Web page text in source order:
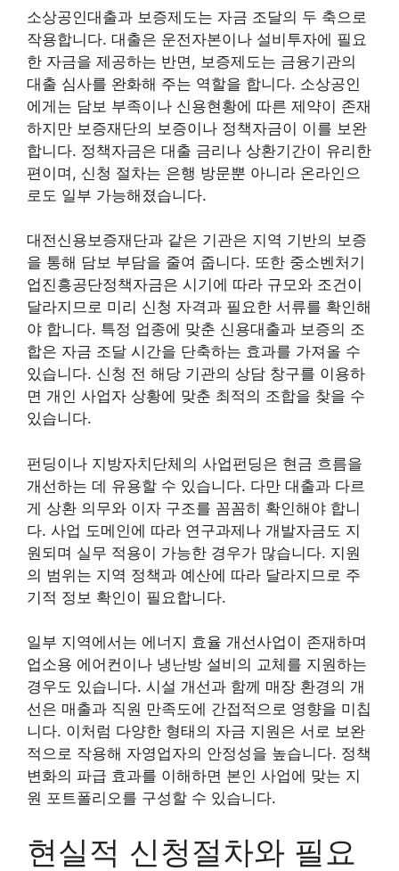
소상공인대출과 보증제도는 자금 조달의 두 축으로
작용합니다. 대출은 운전자본이나 설비투자에 필요
한 자금을 제공하는 반면, 보증제도는 금융기관의
대출 심사를 완화해 주는 역할을 합니다. 소상공인
에게는 담보 부족이나 신용현황에 따른 제약이 존재
하지만 보증재단의 보증이나 정책자금이 이를 보완
합니다. 정책자금은 대출 금리나 상환기간이 유리한
편이며, 신청 절차는 은행 방문뿐 아니라 온라인으
로도 일부 가능해졌습니다.
대전신용보증재단과 같은 기관은 지역 기반의 보증
을 통해 담보 부담을 줄여 줍니다. 또한 중소벤처기
업진흥공단정책자금은 시기에 따라 규모와 조건이
달라지므로 미리 신청 자격과 필요한 서류를 확인해
야 합니다. 특정 업종에 맞춘 신용대출과 보증의 조
합은 자금 조달 시간을 단축하는 효과를 가져올 수
있습니다. 신청 전 해당 기관의 상담 창구를 이용하
면 개인 사업자 상황에 맞춘 최적의 조합을 찾을 수
있습니다.
펀딩이나 지방자치단체의 사업펀딩은 현금 흐름을
개선하는 데 유용할 수 있습니다. 다만 대출과 다르
게 상환 의무와 이자 구조를 꼼꼼히 확인해야 합니
다. 사업 도메인에 따라 연구과제나 개발자금도 지
원되며 실무 적용이 가능한 경우가 많습니다. 지원
의 범위는 지역 정책과 예산에 따라 달라지므로 주
기적 정보 확인이 필요합니다.
일부 지역에서는 에너지 효율 개선사업이 존재하며
업소용 에어컨이나 냉난방 설비의 교체를 지원하는
경우도 있습니다. 시설 개선과 함께 매장 환경의 개
선은 매출과 직원 만족도에 간접적으로 영향을 미칩
니다. 이처럼 다양한 형태의 자금 지원은 서로 보완
적으로 작용해 자영업자의 안정성을 높습니다. 정책
변화의 파급 효과를 이해하면 본인 사업에 맞는 지
원 포트폴리오를 구성할 수 있습니다.
현실적 신청절차와 필요